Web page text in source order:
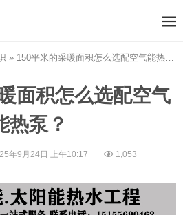
» 150平米的采暖面积怎么选配空气能热泵？
面积怎么选配空气
热泵？
年9月24日 上午10:17 1,053